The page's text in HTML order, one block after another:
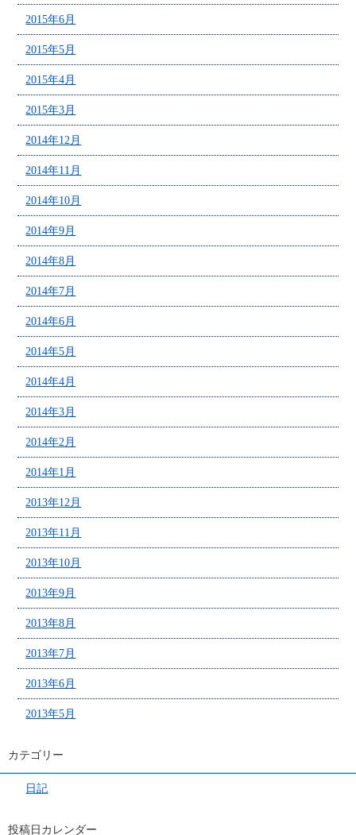
2015年6月
2015年5月
2015年4月
2015年3月
2014年12月
2014年11月
2014年10月
2014年9月
2014年8月
2014年7月
2014年6月
2014年5月
2014年4月
2014年3月
2014年2月
2014年1月
2013年12月
2013年11月
2013年10月
2013年9月
2013年8月
2013年7月
2013年6月
2013年5月
カテゴリー
日記
投稿日カレンダー